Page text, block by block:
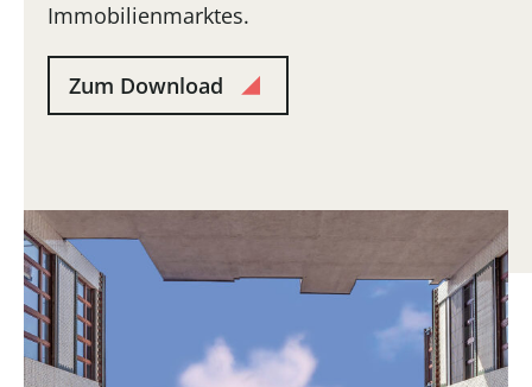
Immobilienmarktes.
Zum Download